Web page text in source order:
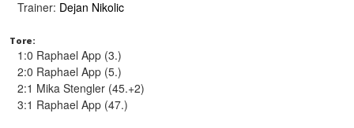
Trainer: Dejan Nikolic
Tore:
1:0 Raphael App (3.)
2:0 Raphael App (5.)
2:1 Mika Stengler (45.+2)
3:1 Raphael App (47.)